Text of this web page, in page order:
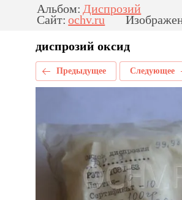
Альбом: Диспрозий
Сайт: ochv.ru
диспрозий оксид
Предыдущее Следующее